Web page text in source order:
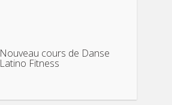
Nouveau cours de Danse
Latino Fitness